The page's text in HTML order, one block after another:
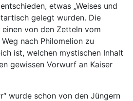
etwas „Weises und
gelegt wurden. Die
von den Zetteln vom
nach Philomelion zu
ist, welchen mystischen Inhalt
gewissen Vorwurf an Kaiser
wurde schon von den Jüngern